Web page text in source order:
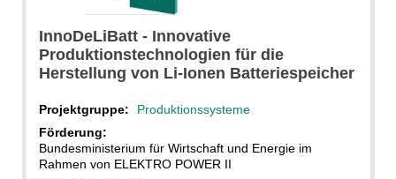
InnoDeLiBatt - Innovative
Produktionstechnologien für die
Herstellung von Li-Ionen Batteriespeicher
Projektgruppe:
Produktionssysteme
Förderung:
Bundesministerium für Wirtschaft und Energie im
Rahmen von ELEKTRO POWER II